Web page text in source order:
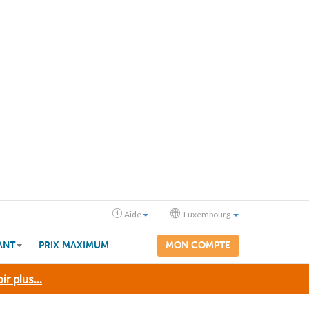
Aide Luxembourg
PRIX MAXIMUM MON COMPTE
plus...